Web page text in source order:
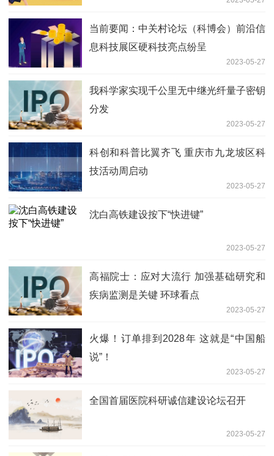
当前要闻：中关村论坛（科博会）前沿信
息科技展区硬科技亮点纷呈
2023-05-27
我科学家实现千公里无中继光纤量子密钥
分发
2023-05-27
科创和科普比翼齐飞 重庆市九龙坡区科
技活动周启动
2023-05-27
沈白高铁建设按下“快进键”
2023-05-27
高福院士：应对大流行 加强基础研究和
疾病监测是关键 环球看点
2023-05-27
火爆！订单排到2028年 这就是“中国船
说”！
2023-05-27
全国首届医院科研诚信建设论坛召开
2023-05-27